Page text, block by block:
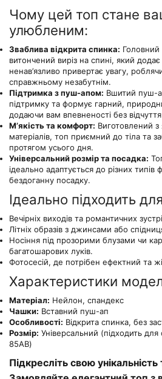
Чому цей топ стане
улюбленим:
Зваблива відкрита спинка: Головний
витончений виріз на спині, який
ненав’язливо привертає увагу,
справжньому незабутнім.
Підтримка з пуш-апом: Вшитий пуш-
підтримку та формує гарний,
додаючи вам впевненості без
М’якість та комфорт: Виготовлений з
матеріалів, топ приємний до тіла та
протягом усього дня.
Універсальний розмір та посадка:
ідеально адаптується до різних типів
бездоганну посадку.
Ідеально підходить
Вечірніх виходів та романтичних
Літніх образів з джинсами або
Носіння під прозорими блузами чи
багатошарових луків.
Фотосесій, де потрібен ефектний та
Характеристики
Матеріал: Нейлон, спандекс
Чашки: Вставний пуш-ап
Особливості: Відкрита спинка, без
Розмір: Універсальний (підходить для
85AB)
Підкресліть свою унікальність